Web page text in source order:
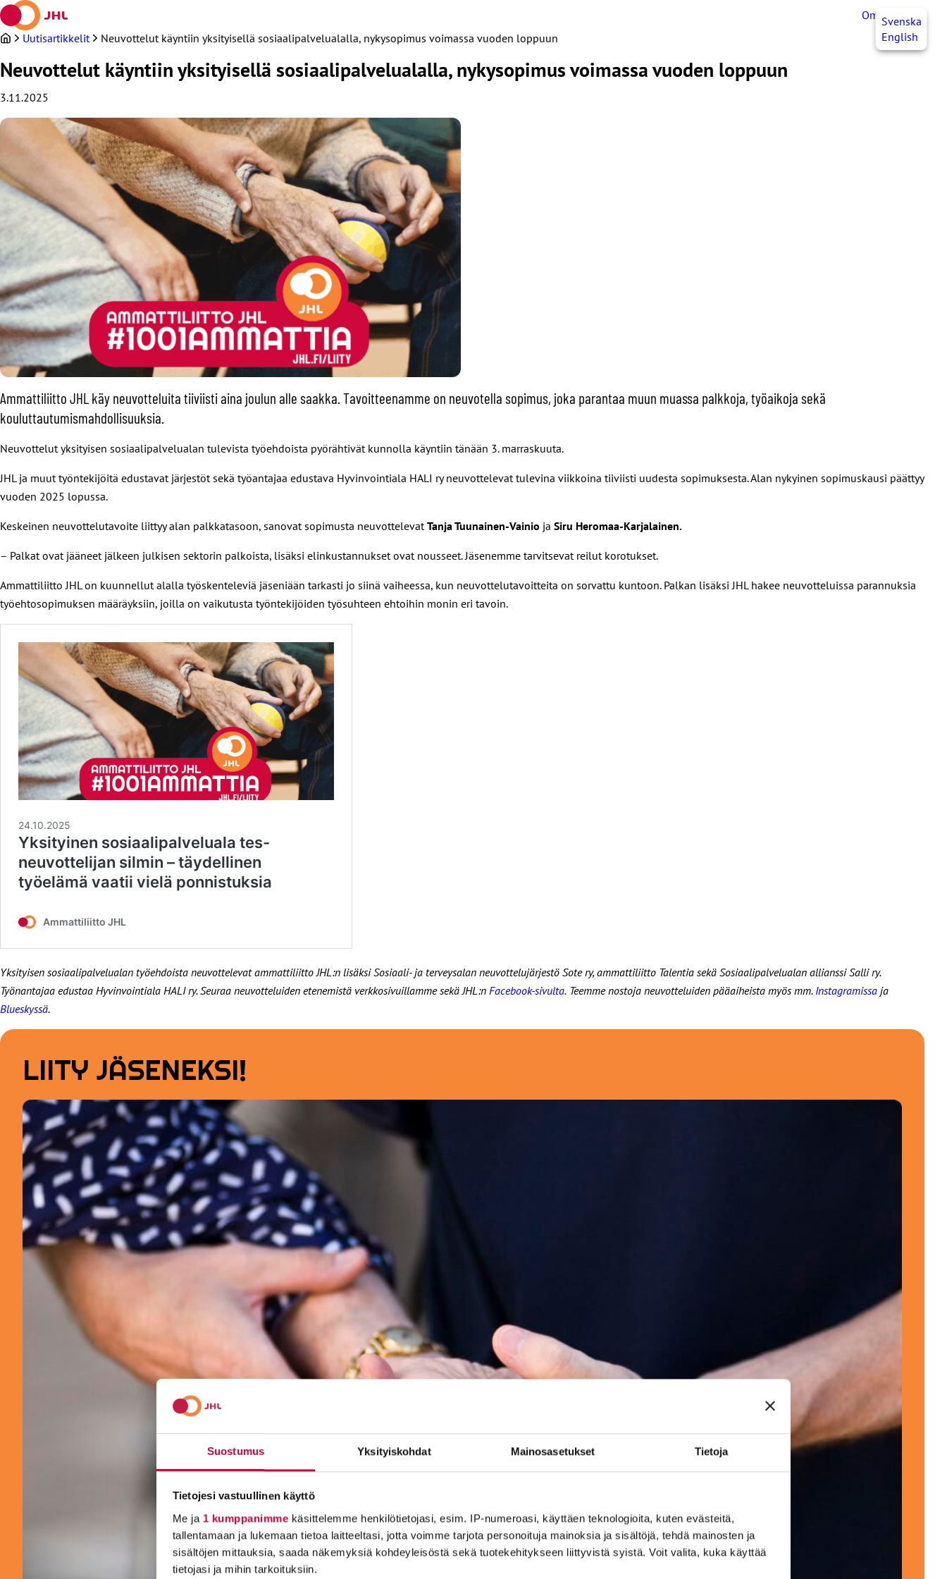
Suostumus Yksityiskohdat Mainosasetukset Tietoja
Tietojesi vastuullinen käyttö
Me ja 1 kumppanimme käsittelemme henkilötietojasi, esim. IP-numeroasi, käyttäen teknologioita, kuten evästeitä,
tallentamaan ja lukemaan tietoa laitteeltasi, jotta voimme tarjota personoituja mainoksia ja sisältöjä, tehdä mainosten ja
sisältöjen mittauksia, saada näkemyksiä kohdeyleisöstä sekä tuotekehitykseen liittyvistä syistä. Voit valita, kuka käyttää
tietojasi ja mihin tarkoituksiin.
Siirry
sisältöön
OmaJHLSvenska
English
Uutisartikkelit Neuvottelut käyntiin yksityisellä sosiaalipalvelualalla, nykysopimus voimassa vuoden loppuun
Neuvottelut käyntiin yksityisellä sosiaalipalvelualalla, nykysopimus voimassa vuoden loppuun
3.11.2025
Ammattiliitto JHL käy neuvotteluita tiiviisti aina joulun alle saakka. Tavoitteenamme on neuvotella sopimus, joka parantaa muun muassa palkkoja, työaikoja sekä
kouluttautumismahdollisuuksia.
Neuvottelut yksityisen sosiaalipalvelualan tulevista työehdoista pyörähtivät kunnolla käyntiin tänään 3. marraskuuta.
JHL ja muut työntekijöitä edustavat järjestöt sekä työantajaa edustava Hyvinvointiala HALI ry neuvottelevat tulevina viikkoina tiiviisti uudesta sopimuksesta. Alan nykyinen sopimuskausi päättyy
vuoden 2025 lopussa.
Keskeinen neuvottelutavoite liittyy alan palkkatasoon, sanovat sopimusta neuvottelevat Tanja Tuunainen-Vainio ja Siru Heromaa-Karjalainen.
– Palkat ovat jääneet jälkeen julkisen sektorin palkoista, lisäksi elinkustannukset ovat nousseet. Jäsenemme tarvitsevat reilut korotukset.
Ammattiliitto JHL on kuunnellut alalla työskenteleviä jäseniään tarkasti jo siinä vaiheessa, kun neuvottelutavoitteita on sorvattu kuntoon. Palkan lisäksi JHL hakee neuvotteluissa parannuksia
työehtosopimuksen määräyksiin, joilla on vaikutusta työntekijöiden työsuhteen ehtoihin monin eri tavoin.
Yksityisen sosiaalipalvelualan työehdoista neuvottelevat ammattiliitto JHL:n lisäksi Sosiaali- ja terveysalan neuvottelujärjestö Sote ry, ammattiliitto Talentia sekä Sosiaalipalvelualan allianssi Salli ry.
Työnantajaa edustaa Hyvinvointiala HALI ry. Seuraa neuvotteluiden etenemistä verkkosivuillamme sekä JHL:n Facebook-sivulta. Teemme nostoja neuvotteluiden pääaiheista myös mm. Instagramissa ja
Blueskyssä.
LIITY JÄSENEKSI!